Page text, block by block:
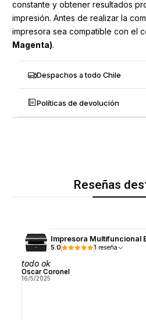
constante y obtener resultados
impresión. Antes de realizar la
impresora sea compatible con el
Magenta).
Despachos a todo Chile
Políticas de devolución
Reseñas
Impresora Multifuncional
5.0 1 reseña
todo ok
Oscar Coronel
16/5/2025